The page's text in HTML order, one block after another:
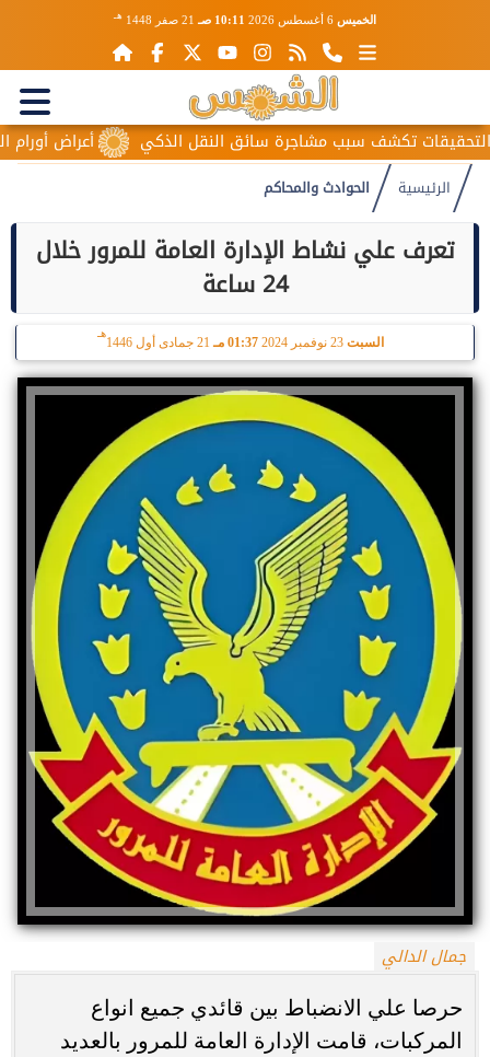
الخميس 10:11 صـ 21 صفر 1448 هـ
أعراض أورام تكشف سبب مشاجرة سائق النقل الذكي
الرئيسية الحوادث والمحاكم
تعرف علي نشاط الإدارة العامة للمرور خلال
24 ساعة
السبت 01:37 مـ 21 جمادى أول 1446
هـ
جمال الدالي
حرصا علي الانضباط بين قائدي جميع انواع
المركبات، قامت الإدارة العامة للمرور بالعديد